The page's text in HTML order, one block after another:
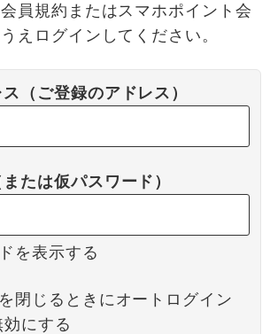
員規約またはスマホポイント会
えログインしてください。
（ご登録のアドレス）
たは仮パスワード）
を表示する
閉じるときにオートログイン
にする